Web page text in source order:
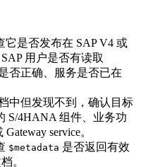
是否发布在 SAP V4 或
用户是否有读取
否正确、服务是否已在
中但发现不到，确认目标
S/4HANA 组件、业务功
service。
$metadata 是否返回有效
。